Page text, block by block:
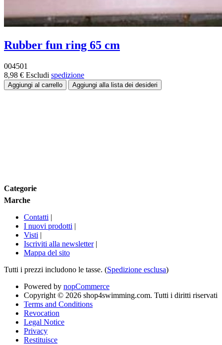
Rubber fun ring 65 cm
004501
8,98 € Escludi spedizione
Categorie
Marche
Contatti |
I nuovi prodotti |
Visti |
Iscriviti alla newsletter |
Mappa del sito
Tutti i prezzi includono le tasse. (Spedizione esclusa)
Powered by nopCommerce
Copyright © 2026 shop4swimming.com. Tutti i diritti riservati
Terms and Conditions
Revocation
Legal Notice
Privacy
Restituisce